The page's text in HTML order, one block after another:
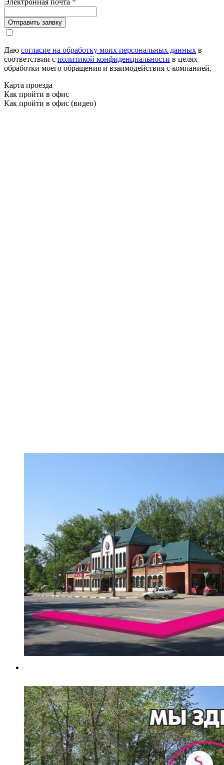
Отправить заявку
Даю согласие на обработку моих персональных данных в
соответствии с политикой конфиденциальности в целях
обработки моего обращения и взаимодействия с компанией.
Карта проезда
Как пройти в офис
Как пройти в офис (видео)